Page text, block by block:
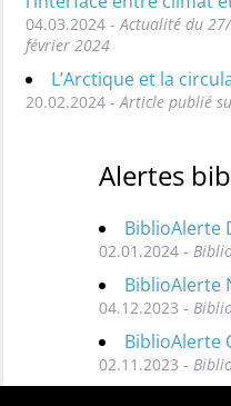
04.03.2024 - Actualité du
février 2024
L’Arctique et la
20.02.2024 - Article publié
Alertes
BiblioAlerte
02.01.2024 -
BiblioAlerte
04.12.2023 -
BiblioAlerte
02.11.2023 -